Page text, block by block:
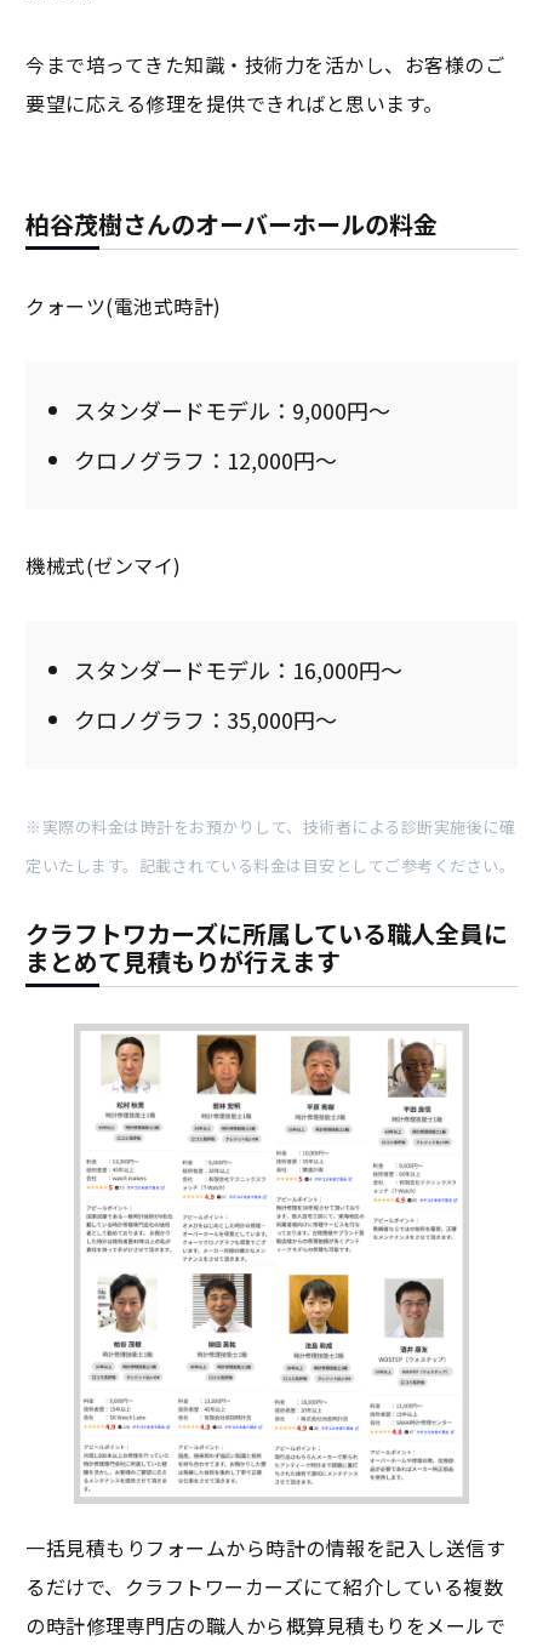
今まで培ってきた知識・技術力を活かし、お客様のご
要望に応える修理を提供できればと思います。
柏谷茂樹さんのオーバーホールの料金
クォーツ(電池式時計)
スタンダードモデル：9,000円～
クロノグラフ：12,000円～
機械式(ゼンマイ)
スタンダードモデル：16,000円～
クロノグラフ：35,000円～
※実際の料金は時計をお預かりして、技術者による診断実施後に確
定いたします。記載されている料金は目安としてご参考ください。
クラフトワカーズに所属している職人全員に
まとめて見積もりが行えます
一括見積もりフォームから時計の情報を記入し送信す
るだけで、クラフトワーカーズにて紹介している複数
の時計修理専門店の職人から概算見積もりをメールで